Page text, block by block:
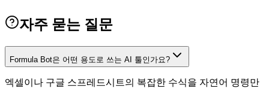
자주 묻는 질문
Formula Bot은 어떤 용도로 쓰는 AI 툴인가요?
엑셀이나 구글 스프레드시트의 복잡한 수식을 자연어 명령만